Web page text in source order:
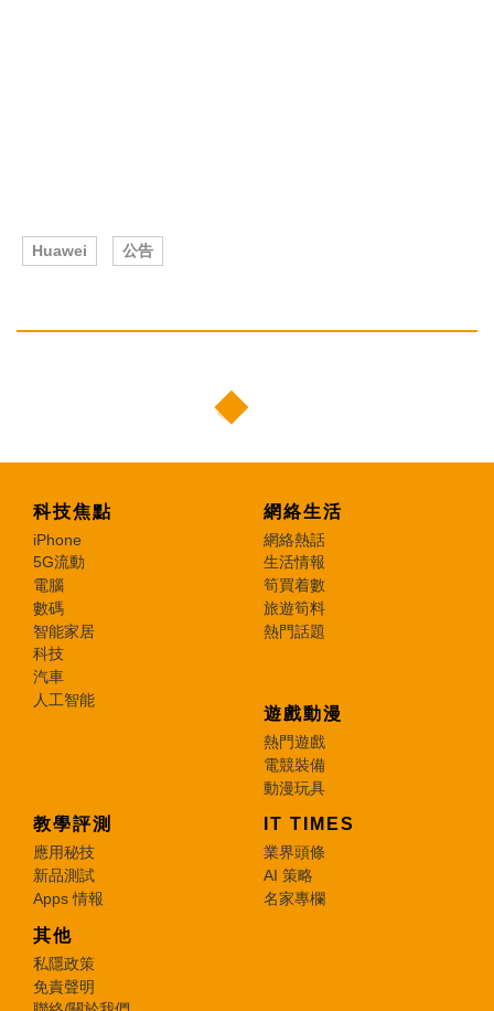
Huawei 公告
科技焦點
iPhone
5G流動
電腦
數碼
智能家居
科技
汽車
人工智能
網絡生活
網絡熱話
生活情報
筍買着數
旅遊筍料
熱門話題
遊戲動漫
熱門遊戲
電競裝備
動漫玩具
教學評測
應用秘技
新品測試
Apps 情報
IT TIMES
業界頭條
AI 策略
名家專欄
其他
私隱政策
免責聲明